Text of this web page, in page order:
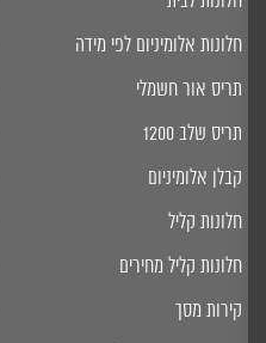
חלונות אלומיניום לפי מידה
תריס אור חשמלי
תריס שלב 1200
קבלן אלומיניום
חלונות קליל
חלונות קליל מחירים
קירות מסך